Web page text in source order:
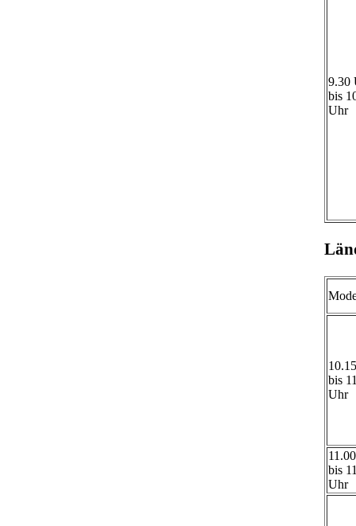
9.30
bis
Uhr
bis
Uhr
bis
Uhr